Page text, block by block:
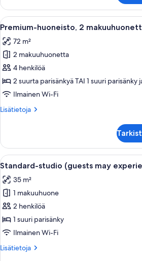
2
makuuhuonetta,
piha-
Avaa
kaikki
huonetyypin
Premium-
huoneisto,
2
makuuhuonetta,
kuvat
12
Premium-huoneisto, 2
72 m²
2 makuuhuonetta
4 henkilöä
2 suurta parisänkyä TAI 1 suuri
Ilmainen Wi-Fi
Lisätietoja
Lisätietoja
2
makuuhuonetta,
parveke
Avaa
kaikki
huonetyypin
Standard-
studio
(guests
may
traffic
13
Standard-studio (guests may
35 m²
1 makuuhuone
2 henkilöä
1 suuri parisänky
Ilmainen Wi-Fi
Lisätietoja
Lisätietoja